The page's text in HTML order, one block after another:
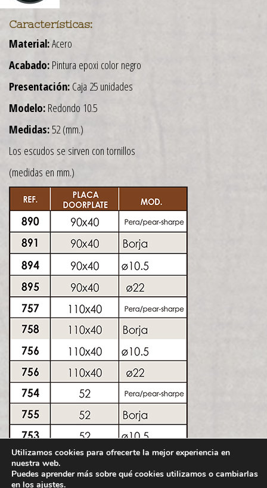
Características:
Material:Acero
Acabado: Pintura epoxi color negro
Presentación: Caja 25 unidades
Modelo: Redondo 10.5
Medidas:52 (mm.)
Los escudos se sirven con tornillos
(medidas en mm.)
Utilizamos cookies para ofrecerte la mejor experiencia en
nuestra web.
Puedes aprender más sobre qué cookies utilizamos o cambiarlas
en los ajustes.